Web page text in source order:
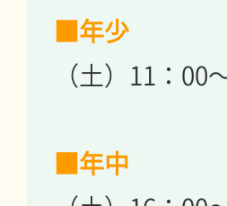
■年少
（土）11：00
■年中